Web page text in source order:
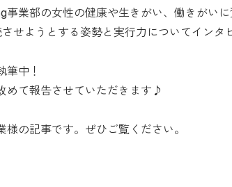
事業部の女性の健康や生きがい、働きがい
せようとする姿勢と実行力についてインタ
筆中！
めて報告させていただきます♪
の記事です。ぜひご覧ください。